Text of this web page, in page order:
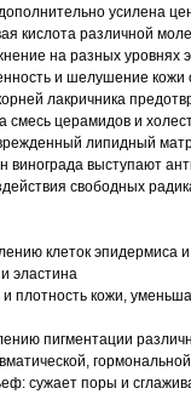
усилена
кислота различной
на разных уровнях
и шелушение кожи
лакричника
смесь церамидов и
липидный
винограда выступают
свободных
клеток эпидермиса
эластина
плотность кожи,
пигментации
сужает поры и